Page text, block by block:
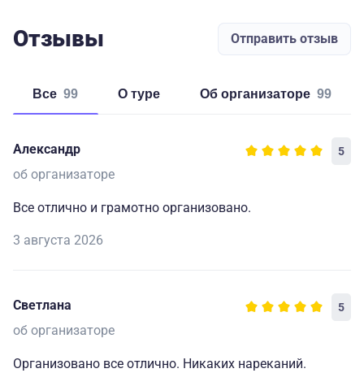
Отзывы Отправить отзыв
Все 99 о туре об организаторе 99
Александр 5
об организаторе
Все отлично и грамотно организовано.
3 августа 2026
Светлана 5
об организаторе
Организовано все отлично. Никаких нареканий.